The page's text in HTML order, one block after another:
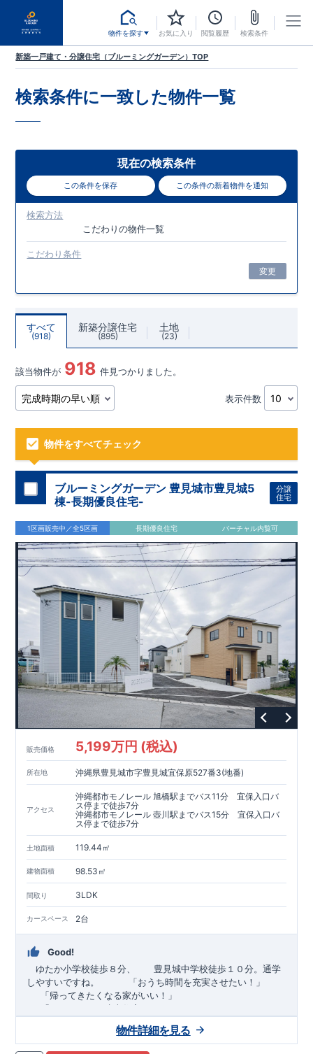
物件を探す お気に入り 閲覧履歴 検索条件
新築一戸建て・分譲住宅（ブルーミングガーデン）TOP
検索条件に一致した物件一覧
現在の検索条件
この条件を保存 この条件の新着物件を通知
検索方法
こだわりの物件一覧
こだわり条件
変更
すべて
918
新築分譲住宅
895
土地
23
該当物件が 918 件見つかりました。
表示件数
物件をすべてチェック
ブルーミングガーデン 豊見城市豊見城5
棟-長期優良住宅-
分譲
住宅
1区画販売中／全5区画 長期優良住宅 バーチャル内覧可
販売価格 5,199万円 (税込)
所在地 沖縄県豊見城市字豊見城宜保原527番3(地番)
アクセス
沖縄都市モノレール 旭橋駅までバス11分 宜保入口バ
ス停まで徒歩7分
沖縄都市モノレール 壺川駅までバス15分 宜保入口バ
ス停まで徒歩7分
土地面積 119.44㎡
建物面積 98.53㎡
間取り 3LDK
カースペース 2台
Good!
ゆたか小学校徒歩８分、 豊見城中学校徒歩１０分。通学
しやすいですね。
「おうち時間を充実させたい！」
「帰ってきたくなる家がいい！」
「おしゃれなら建売住宅もありかも！」
TEL:098-860-2201（火・水曜日定休日、年末年始休み）
物件詳細を見る